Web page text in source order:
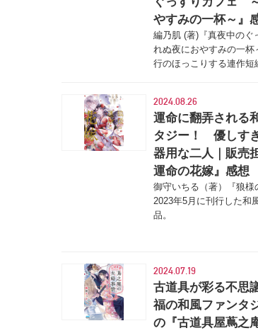
やすみの一杯～』
編乃肌 (著)『真夜中の
れぬ夜におやすみの一杯
行のほっこりする連作短
2024.08.26
運命に翻弄される
タジー！ 優しす
器用な二人｜販売
運命の花嫁』感想
御守いちる（著）『狼様
2023年5月に刊行した和
品。
2024.07.19
古道具が彩る不思
福の和風ファンタ
の『古道具屋蔦之